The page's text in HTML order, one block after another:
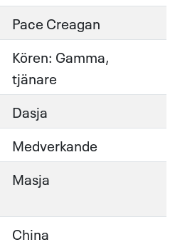
Pace Creagan
Kören: Gamma,
tjänare
Dasja
Medverkande
Masja
China